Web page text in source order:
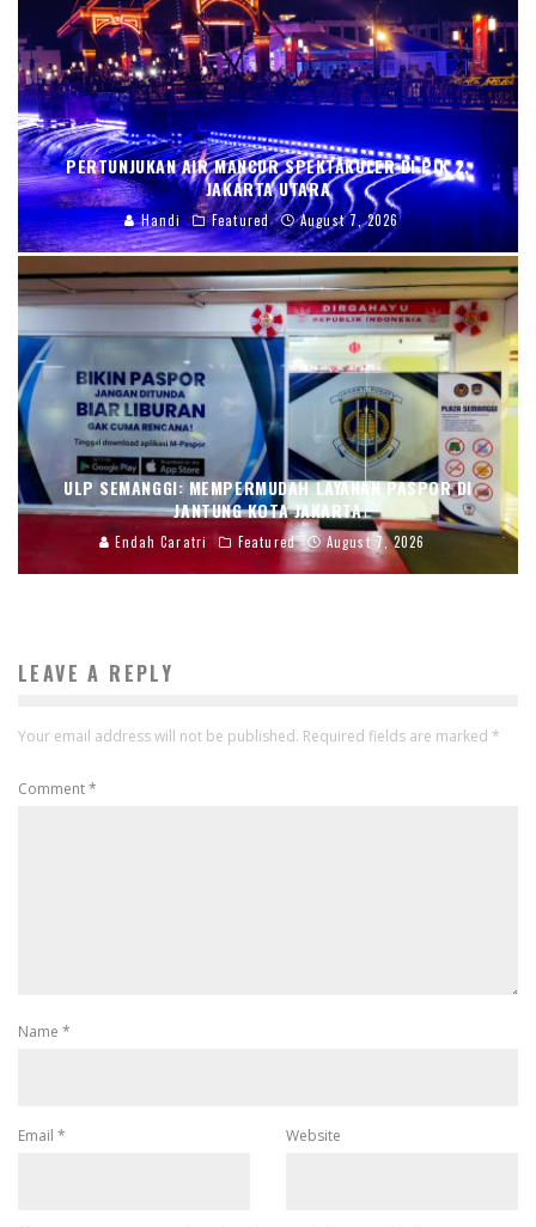
PERTUNJUKAN AIR MANCUR SPEKTAKULER DI PIK 2,
JAKARTA UTARA
Handi Featured August 7, 2026
ULP SEMANGGI: MEMPERMUDAH LAYANAN PASPOR DI
JANTUNG KOTA JAKARTA
Endah Caratri Featured August 7, 2026
LEAVE A REPLY
Your email address will not be published. Required fields are marked *
Comment*
Name *
Email * Website